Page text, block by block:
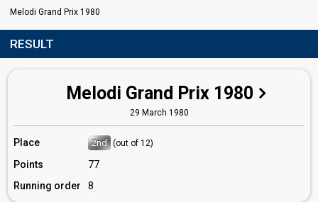
Melodi Grand Prix 1980
RESULT
Melodi Grand Prix 1980
29 March 1980
Place 2nd (out of 12)
Points
77
Running order
8